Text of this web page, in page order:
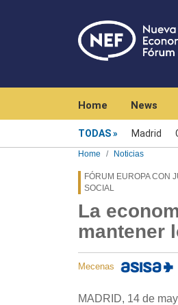
Home News
TODAS Madrid
Home Noticias
FÓRUM EUROPA CON
SOCIAL
La
mantener
Mecenas
MADRID, 14 de